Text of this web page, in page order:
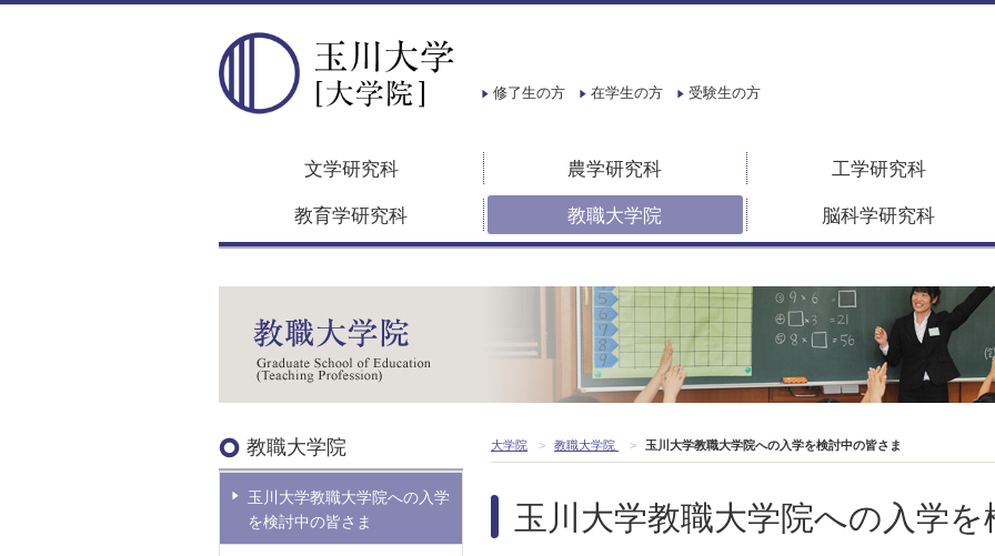
修了生の方 在学生の方 受験生の方
文学研究科 農学研究科 工学研究科
教育学研究科 教職大学院 脳科学研究科
大学院 > 教職大学院 > 玉川大学教職大学院への入学を検討中の皆さま
玉川大学教職大学院への入学を
教職大学院
玉川大学教職大学院への入学
を検討中の皆さま